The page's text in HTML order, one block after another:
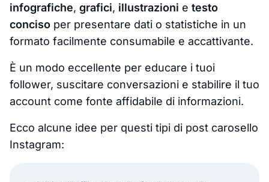
infografiche, grafici, illustrazioni e testo
conciso per presentare dati o statistiche in un
formato facilmente consumabile e accattivante.
È un modo eccellente per educare i tuoi
follower, suscitare conversazioni e stabilire il tuo
account come fonte affidabile di informazioni.
Ecco alcune idee per questi tipi di post carosello
Instagram: